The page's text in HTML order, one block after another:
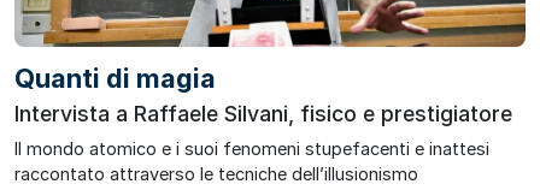
Quanti di magia
Intervista a Raffaele Silvani, fisico e prestigiatore
Il mondo atomico e i suoi fenomeni stupefacenti e inattesi
raccontato attraverso le tecniche dell’illusionismo